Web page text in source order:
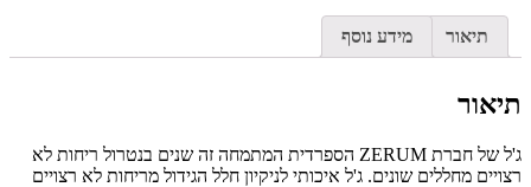
תיאור מידע נוסף
תיאור
ג'ל של חברת ZERUM הספרדית המתמחה זה שנים בנטרול ריחות לא
רצויים מחללים שונים. ג'ל איכותי לניקיון חלל הגידול מריחות לא רצויים